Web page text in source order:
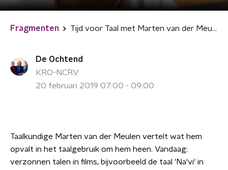
Fragmenten Tijd voor Taal met Marten van der Meulen
De Ochtend
KRO-NCRV
20 februari 2019 07:00 - 09:00
Taalkundige Marten van der Meulen vertelt wat hem
opvalt in het taalgebruik om hem heen. Vandaag:
verzonnen talen in films, bijvoorbeeld de taal 'Na'vi' in